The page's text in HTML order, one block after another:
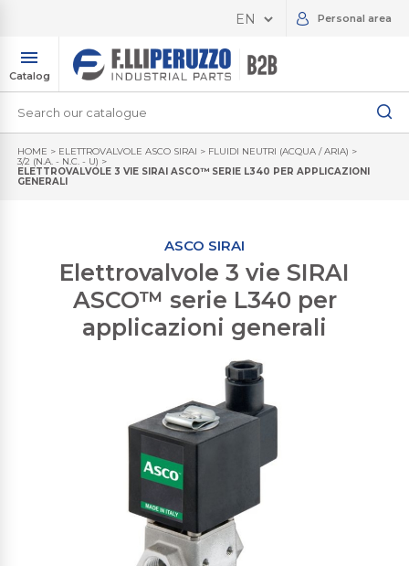
Personal area
Catalog
HOME > ELETTROVALVOLE ASCO SIRAI > FLUIDI NEUTRI (ACQUA / ARIA) >
3/2 (N.A. - N.C. - U) >
ELETTROVALVOLE 3 VIE SIRAI ASCO™ SERIE L340 PER APPLICAZIONI
GENERALI
ASCO SIRAI
Elettrovalvole 3 vie SIRAI
ASCO™ serie L340 per
applicazioni generali